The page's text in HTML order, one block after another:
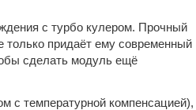
с турбо кулером. Прочный
только придаёт ему современный
сделать модуль ещё
с температурной компенсацией),